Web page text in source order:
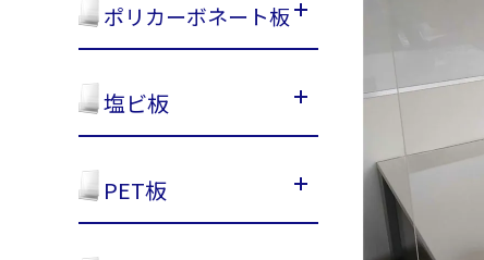
ポリカーボネート板
塩ビ板
PET板